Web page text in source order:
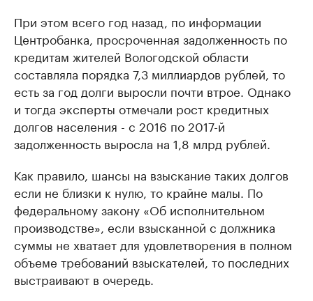
При этом всего год назад, по информации
Центробанка, просроченная задолженность по
кредитам жителей Вологодской области
составляла порядка 7,3 миллиардов рублей, то
есть за год долги выросли почти втрое. Однако
и тогда эксперты отмечали рост кредитных
долгов населения - с 2016 по 2017-й
задолженность выросла на 1,8 млрд рублей.
Как правило, шансы на взыскание таких долгов
если не близки к нулю, то крайне малы. По
федеральному закону «Об исполнительном
производстве», если взысканной с должника
суммы не хватает для удовлетворения в полном
объеме требований взыскателей, то последних
выстраивают в очередь.